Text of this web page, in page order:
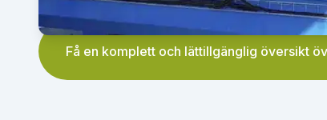
Få en komplett och lättillgänglig översikt